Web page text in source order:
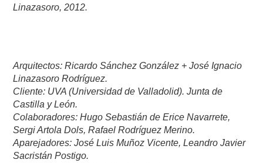
Linazasoro, 2012.
Arquitectos: Ricardo Sánchez González + José Ignacio
Linazasoro Rodríguez.
Cliente: UVA (Universidad de Valladolid). Junta de
Castilla y León.
Colaboradores: Hugo Sebastián de Erice Navarrete,
Sergi Artola Dols, Rafael Rodríguez Merino.
Aparejadores: José Luis Muñoz Vicente, Leandro Javier
Sacristán Postigo.